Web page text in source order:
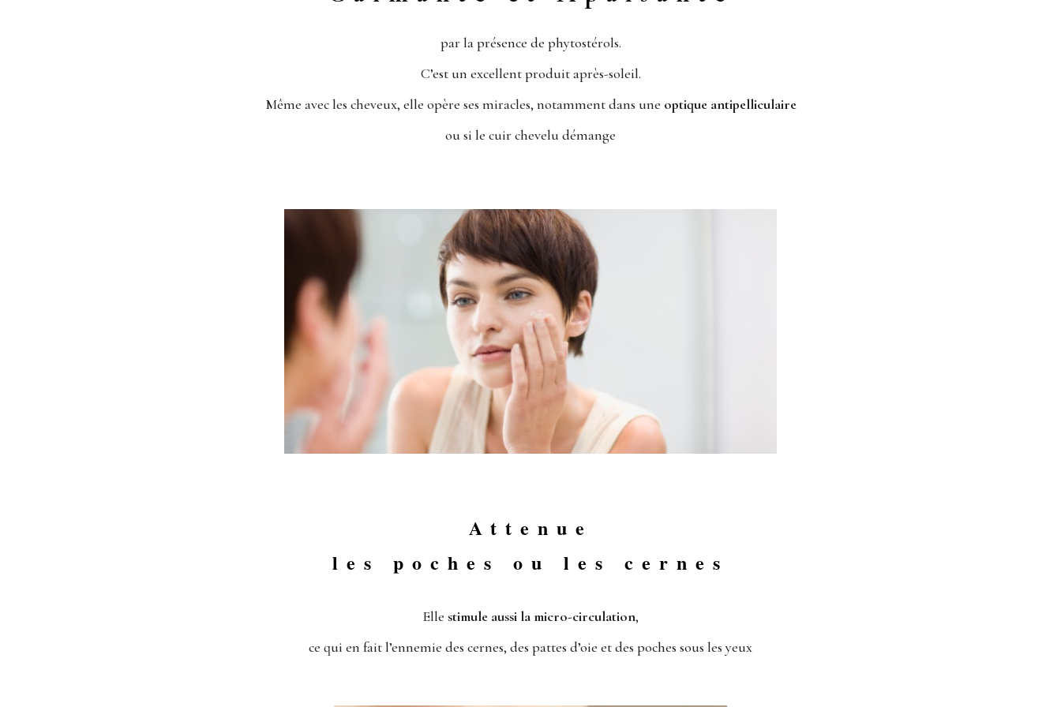
par la présence de phytostérols.
C’est un excellent produit après-soleil.
Même avec les cheveux, elle opère ses miracles, notamment dans une optique antipelliculaire
ou si le cuir chevelu démange
Attenue
les poches ou les cernes
Elle stimule aussi la micro-circulation,
ce qui en fait l’ennemie des cernes, des pattes d’oie et des poches sous les yeux